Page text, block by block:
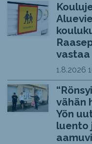
vastaa
1.8.2026
vähän
Yön
luento